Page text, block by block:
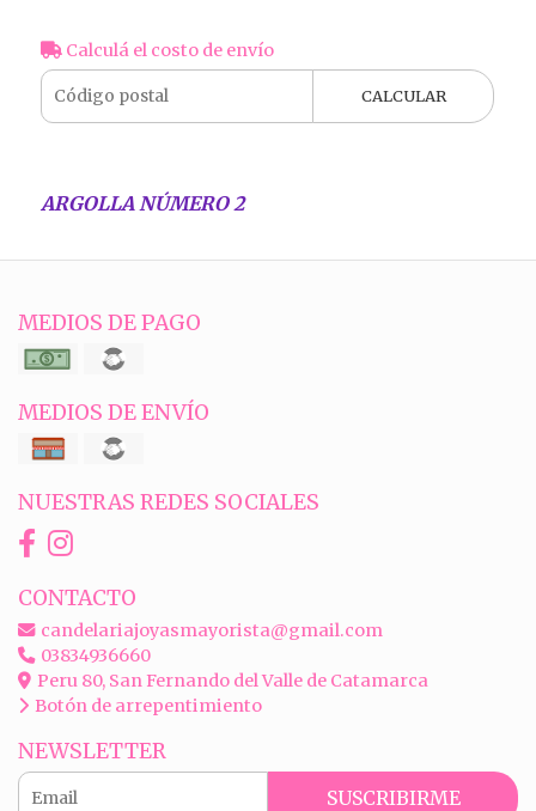
Calculá el costo de envío
CALCULAR
ARGOLLA NÚMERO 2
MEDIOS DE PAGO
MEDIOS DE ENVÍO
NUESTRAS REDES SOCIALES
CONTACTO
candelariajoyasmayorista@gmail.com
03834936660
Peru 80, San Fernando del Valle de Catamarca
Botón de arrepentimiento
NEWSLETTER
SUSCRIBIRME